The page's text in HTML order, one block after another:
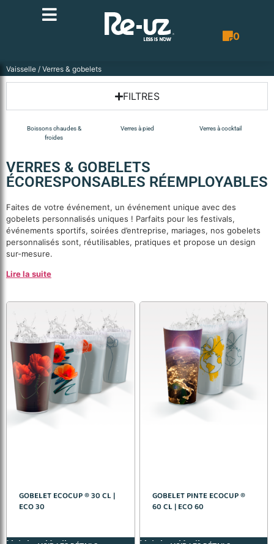
0
Bon de
Vaisselle / Verres & gobelets
FILTRES
Boissons chaudes &
froides
Verres à pied Verres à cocktail
VERRES & GOBELETS
ÉCORESPONSABLES RÉEMPLOYABLES
Faites de votre événement, un événement unique avec des
gobelets personnalisés uniques ! Parfaits pour les festivals,
événements sportifs, soirées d’entreprise, mariages, nos gobelets
personnalisés sont, réutilisables, pratiques et propose un design
sur-mesure.
Lire la suite
GOBELET ECOCUP ® 30 CL |
ECO 30
GOBELET PINTE ECOCUP ®
60 CL | ECO 60